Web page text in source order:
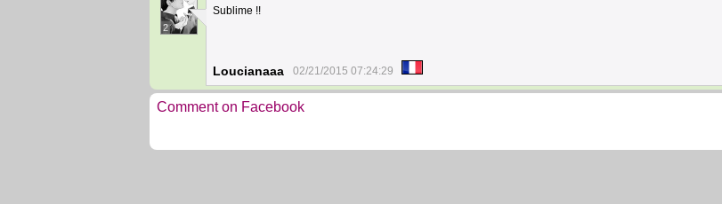
2
Sublime !!
Loucianaaa 02/21/2015 07:24:29
Comment on Facebook